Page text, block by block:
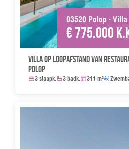
03520 Polop · Villa
€ 775.000
Villa op loopafstand van
Polop
3 slaapk. 3 badk. 311 m²